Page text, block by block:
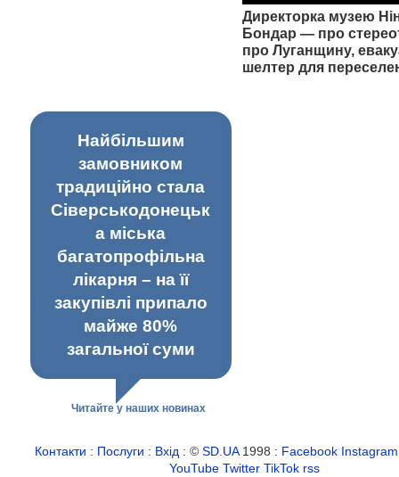
Директорка музею
Бондар — про
про Луганщину,
шелтер для
Найбільшим
замовником
традиційно стала
Сіверськодонецьк
а міська
багатопрофільна
лікарня – на її
закупівлі припало
майже 80%
загальної суми
Читайте у наших новинах
Контакти : Послуги : Вхід : ©SD.UA1998 : Facebook Instagram
YouTube Twitter TikTok rss